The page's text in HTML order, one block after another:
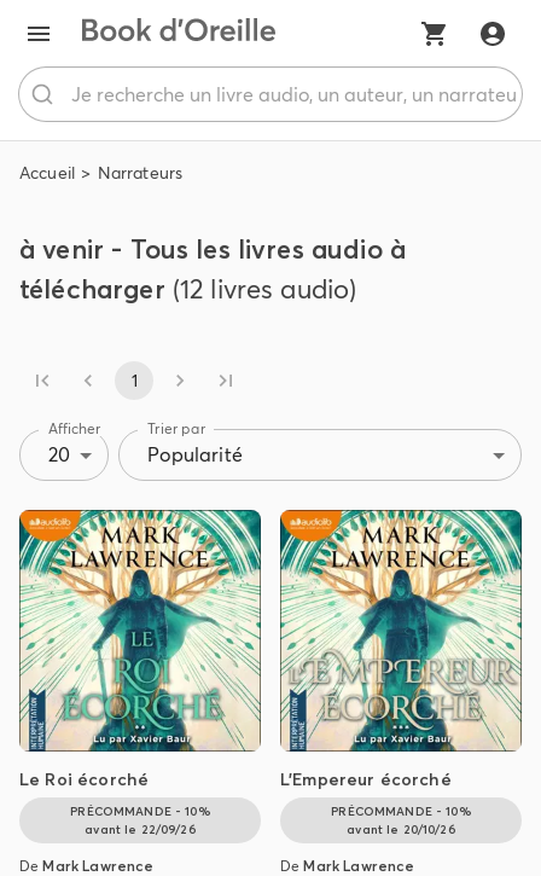
Accueil Narrateurs
à venir - Tous les livres audio à
télécharger (12 livres audio)
1
Afficher
20
Trier par
Popularité
Le Roi écorché
PRÉCOMMANDE - 10%
avant le 22/09/26
DeMark Lawrence
L'Empereur écorché
PRÉCOMMANDE - 10%
avant le 20/10/26
DeMark Lawrence